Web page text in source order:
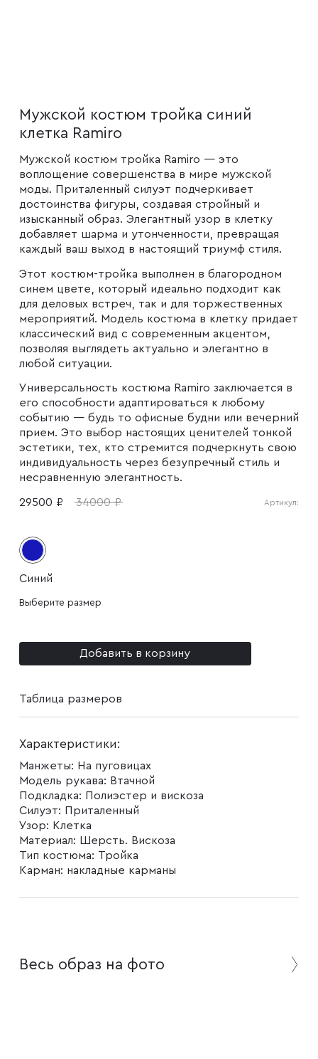
Мужские туфли
Дублёнки
Жилеты
Куртки
Рубашки
Брюки
Парки
Плащи
Пуховики
Пиджаки
Джемперы
Футболки
Запонки
Зажимы для галстуков
Платки-паше
Ремни
Мужской костюм тройка синий
клетка Ramiro
Мужской костюм тройка Ramiro — это
воплощение совершенства в мире мужской
моды. Приталенный силуэт подчеркивает
достоинства фигуры, создавая стройный и
изысканный образ. Элегантный узор в клетку
добавляет шарма и утонченности, превращая
каждый ваш выход в настоящий триумф стиля.
Этот костюм-тройка выполнен в благородном
синем цвете, который идеально подходит как
для деловых встреч, так и для торжественных
мероприятий. Модель костюма в клетку придает
классический вид с современным акцентом,
позволяя выглядеть актуально и элегантно в
любой ситуации.
Универсальность костюма Ramiro заключается в
его способности адаптироваться к любому
событию — будь то офисные будни или вечерний
прием. Это выбор настоящих ценителей тонкой
эстетики, тех, кто стремится подчеркнуть свою
индивидуальность через безупречный стиль и
несравненную элегантность.
29500 ₽ 34000 ₽ Артикул:
Синий
Выберите размер
Добавить в корзину
Таблица размеров
Характеристики:
Манжеты: На пуговицах
Модель рукава: Втачной
Подкладка: Полиэстер и вискоза
Силуэт: Приталенный
Узор: Клетка
Материал: Шерсть. Вискоза
Тип костюма: Тройка
Карман: накладные карманы
Весь образ на фото